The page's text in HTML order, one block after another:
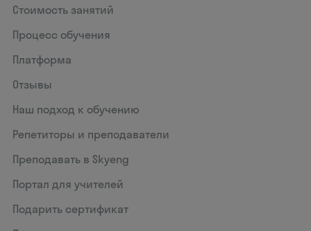
Стоимость занятий
Процесс обучения
Платформа
Отзывы
Наш подход к обучению
Репетиторы и преподаватели
Преподавать в Skyeng
Портал для учителей
Подарить сертификат